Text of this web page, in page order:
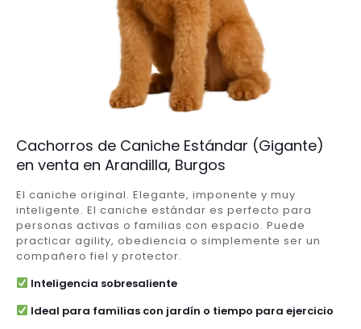
Cachorros de Caniche Estándar (Gigante)
en venta en Arandilla, Burgos
El caniche original. Elegante, imponente y muy
inteligente. El caniche estándar es perfecto para
personas activas o familias con espacio. Puede
practicar agility, obediencia o simplemente ser un
compañero fiel y protector.
Inteligencia sobresaliente
Ideal para familias con jardín o tiempo para ejercicio